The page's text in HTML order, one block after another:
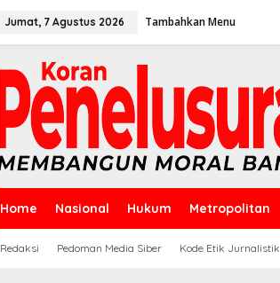
Jumat, 7 Agustus 2026 Tambahkan Menu
Home Nasional Hukum Metropolitan
Redaksi Pedoman Media Siber Kode Etik Jurnalistik